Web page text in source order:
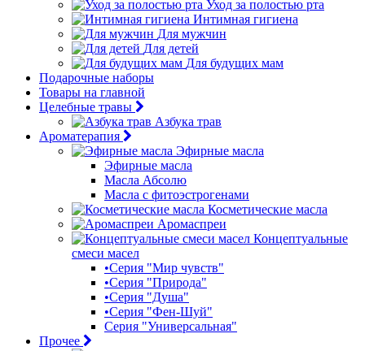
Уход за полостью рта
Интимная гигиена
Для мужчин
Для детей
Для будущих мам
Подарочные наборы
Товары на главной
Целебные травы
Азбука трав
Ароматерапия
Эфирные масла
Эфирные масла
Масла Абсолю
Масла с фитоэстрогенами
Косметические масла
Аромаспреи
Концептуальные
смеси масел
•Серия "Мир чувств"
•Серия "Природа"
•Серия "Душа"
•Серия "Фен-Шуй"
Серия "Универсальная"
Прочее